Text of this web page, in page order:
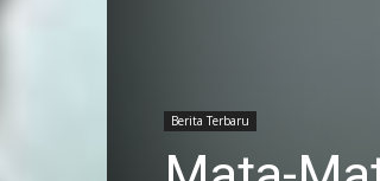
Berita Terbaru